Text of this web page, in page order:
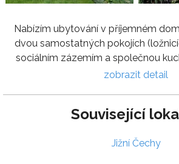
Nabízím ubytování v příjemném
dvou samostatných pokojích
sociálním zázemím a společnou
zobrazit detail
Související
Jižní Čechy